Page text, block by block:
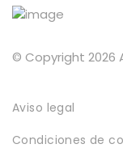
© Copyright 2026
Aviso legal
Condiciones de